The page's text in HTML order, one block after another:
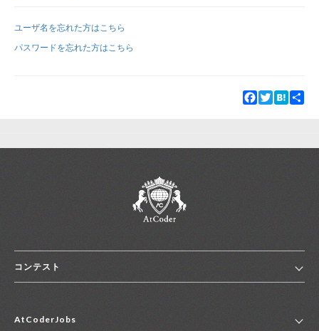
新規登録
ユーザ名を忘れた方はこちら
パスワードを忘れた方はこちら
Facebook
TwitterHatena
コンテスト
コンテスト一覧
AtCoderJobs